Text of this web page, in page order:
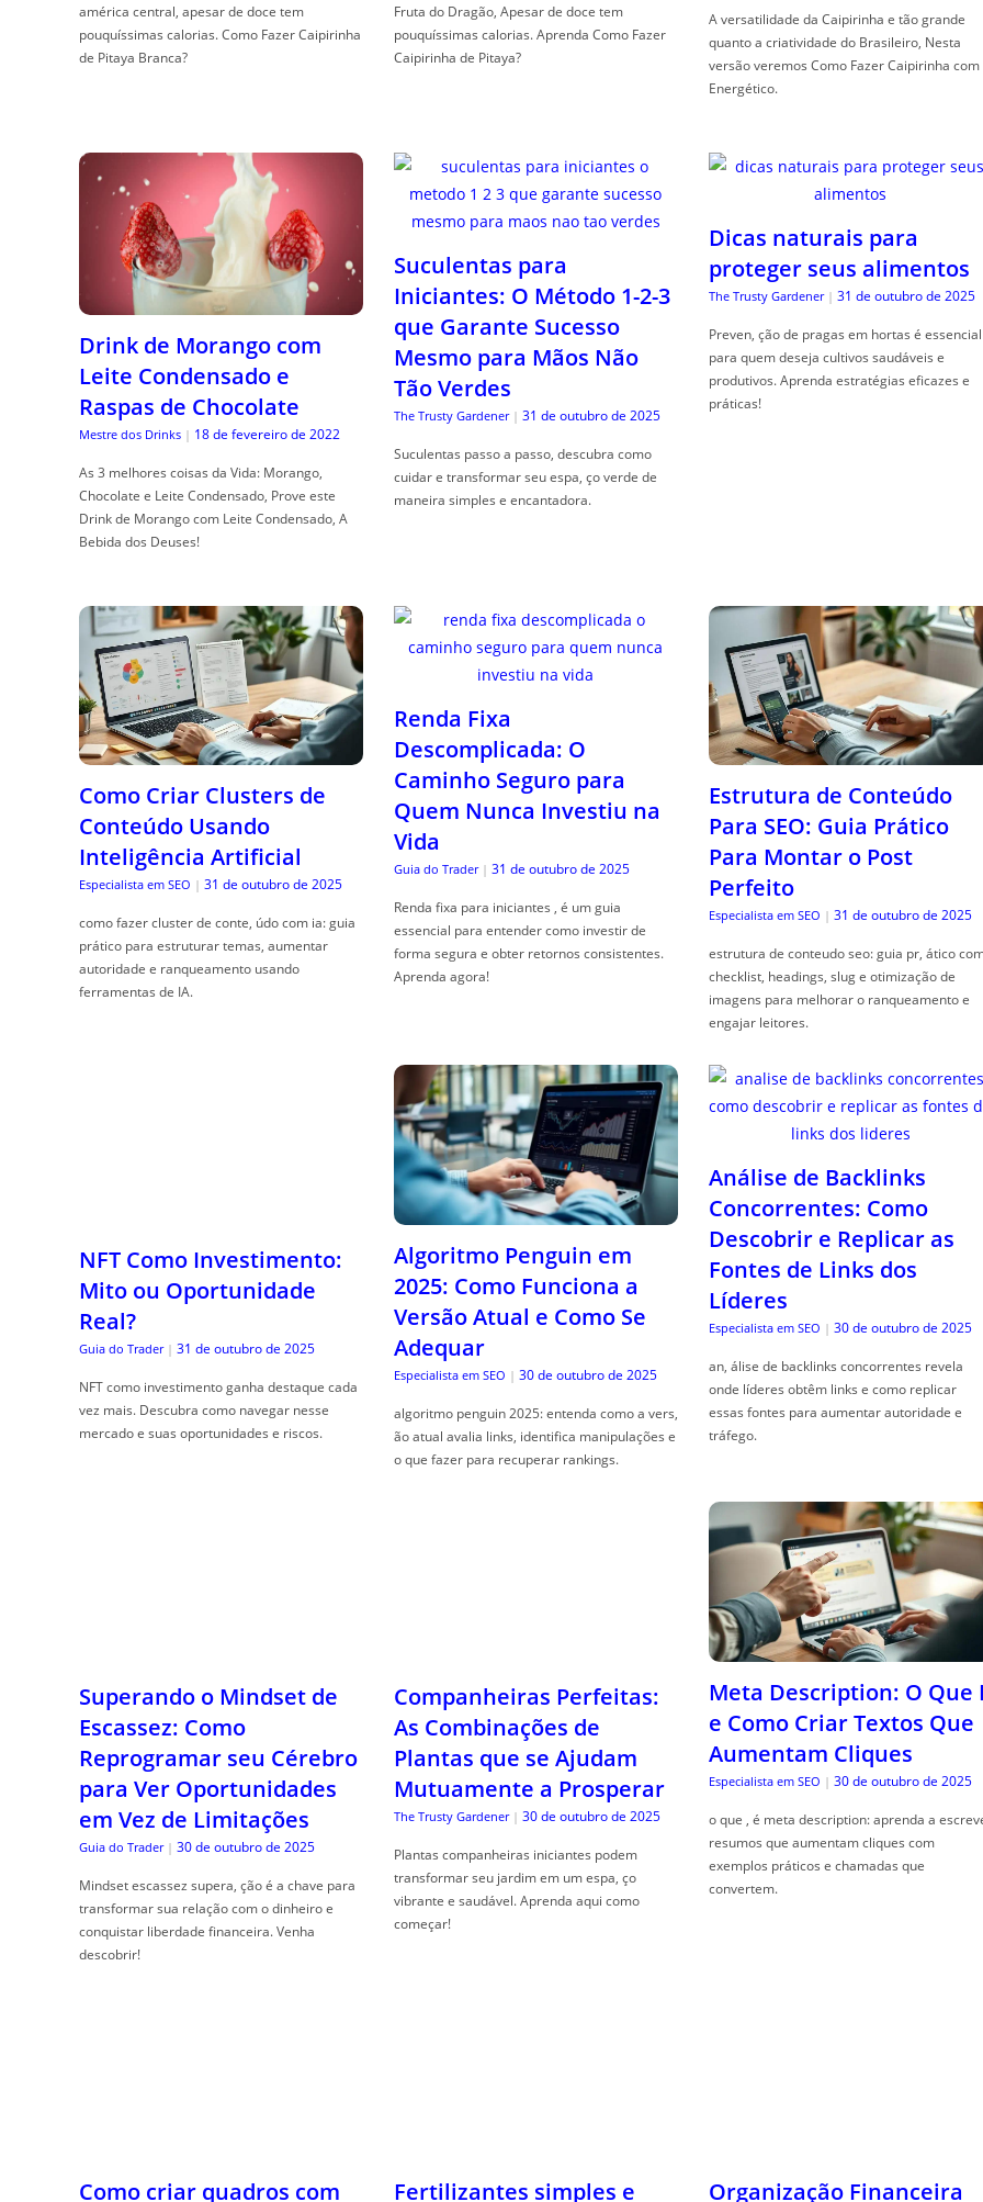
américa central, apesar de doce tem
pouquíssimas calorias. Como Fazer Caipirinha
de Pitaya Branca?
Fruta do Dragão, Apesar de doce tem
pouquíssimas calorias. Aprenda Como Fazer
Caipirinha de Pitaya?
A versatilidade da Caipirinha e tão grande
quanto a criatividade do Brasileiro, Nesta
versão veremos Como Fazer Caipirinha com
Energético.
Drink de Morango com
Leite Condensado e
Raspas de Chocolate
Mestre dos Drinks | 18 de fevereiro de 2022
As 3 melhores coisas da Vida: Morango,
Chocolate e Leite Condensado, Prove este
Drink de Morango com Leite Condensado, A
Bebida dos Deuses!
Suculentas para
Iniciantes: O Método 1-2-3
que Garante Sucesso
Mesmo para Mãos Não
Tão Verdes
The Trusty Gardener | 31 de outubro de 2025
Suculentas passo a passo, descubra como
cuidar e transformar seu espa, ço verde de
maneira simples e encantadora.
Dicas naturais para
proteger seus alimentos
The Trusty Gardener | 31 de outubro de 2025
Preven, ção de pragas em hortas é essencial
para quem deseja cultivos saudáveis e
produtivos. Aprenda estratégias eficazes e
práticas!
Como Criar Clusters de
Conteúdo Usando
Inteligência Artificial
Especialista em SEO | 31 de outubro de 2025
como fazer cluster de conte, údo com ia: guia
prático para estruturar temas, aumentar
autoridade e ranqueamento usando
ferramentas de IA.
Renda Fixa
Descomplicada: O
Caminho Seguro para
Quem Nunca Investiu na
Vida
Guia do Trader | 31 de outubro de 2025
Renda fixa para iniciantes , é um guia
essencial para entender como investir de
forma segura e obter retornos consistentes.
Aprenda agora!
Estrutura de Conteúdo
Para SEO: Guia Prático
Para Montar o Post
Perfeito
Especialista em SEO | 31 de outubro de 2025
estrutura de conteudo seo: guia pr, ático
checklist, headings, slug e otimização de
imagens para melhorar o ranqueamento e
engajar leitores.
NFT Como Investimento:
Mito ou Oportunidade
Real?
Guia do Trader | 31 de outubro de 2025
NFT como investimento ganha destaque cada
vez mais. Descubra como navegar nesse
mercado e suas oportunidades e riscos.
Algoritmo Penguin em
2025: Como Funciona a
Versão Atual e Como Se
Adequar
Especialista em SEO | 30 de outubro de 2025
algoritmo penguin 2025: entenda como a vers,
ão atual avalia links, identifica manipulações e
o que fazer para recuperar rankings.
Análise de Backlinks
Concorrentes: Como
Descobrir e Replicar as
Fontes de Links dos
Líderes
Especialista em SEO | 30 de outubro de 2025
an, álise de backlinks concorrentes revela
onde líderes obtêm links e como replicar
essas fontes para aumentar autoridade e
tráfego.
Superando o Mindset de
Escassez: Como
Reprogramar seu Cérebro
para Ver Oportunidades
em Vez de Limitações
Guia do Trader | 30 de outubro de 2025
Mindset escassez supera, ção é a chave para
transformar sua relação com o dinheiro e
conquistar liberdade financeira. Venha
descobrir!
Companheiras Perfeitas:
As Combinações de
Plantas que se Ajudam
Mutuamente a Prosperar
The Trusty Gardener | 30 de outubro de 2025
Plantas companheiras iniciantes podem
transformar seu jardim em um espa, ço
vibrante e saudável. Aprenda aqui como
começar!
Meta Description: O Que
e Como Criar Textos Que
Aumentam Cliques
Especialista em SEO | 30 de outubro de 2025
o que , é meta description: aprenda a
resumos que aumentam cliques com
exemplos práticos e chamadas que
convertem.
Como criar quadros com Fertilizantes simples e Organização Financeira